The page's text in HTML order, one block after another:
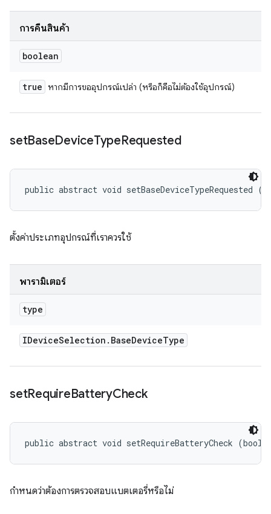
การคืนสินค้า
boolean
true หากมีการขออุปกรณ์เปล่า (หรือก็คือไม่ต้องใช้อุปกรณ์)
setBaseDeviceTypeRequested
public abstract void setBaseDeviceTypeRequested (
ตั้งค่าประเภทอุปกรณ์ที่เราควรใช้
พารามิเตอร์
type
IDeviceSelection . BaseDeviceType
setRequireBatteryCheck
public abstract void setRequireBatteryCheck
กำหนดว่าต้องการตรวจสอบแบตเตอรี่หรือไม่